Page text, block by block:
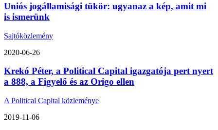
Uniós jogállamisági tükör: ugyanaz a kép, amit mi
is ismerünk
Sajtóközlemény
2020-06-26
Krekó Péter, a Political Capital igazgatója pert nyert
a 888, a Figyelő és az Origo ellen
A Political Capital közleménye
2019-11-06